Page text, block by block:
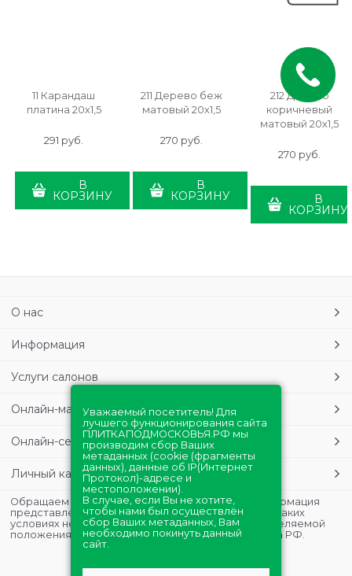
11 Карандаш
платина 20х1,5
291 руб.
В
КОРЗИНУ
211 Дерево беж
матовый 20х1,5
270 руб.
В
КОРЗИНУ
212 Дерево
коричневый
матовый 20х1,5
270 руб.
В
КОРЗИНУ
О нас
Информация
Услуги салонов
Онлайн-магазин
Онлайн-сервисы
Личный кабинет
Обращаем Ваше внимание на то, что данная информация
представлена в ознакомительных целях и ни при каких
условиях не является публичной офертой, определяемой
положениями Статьи 437 (2) Гражданского кодекса РФ.
Полная версия сайта
Уважаемый посетитель! Для
лучшего функционирования сайта
ПЛИТКАПОДМОСКОВЬЯ.РФ мы
производим сбор Ваших
метаданных (cookie (фрагменты
данных), данные об IP(Интернет
Протокол)-адресе и
местоположении).
В случае, если Вы не хотите,
чтобы нами был осуществлён
сбор Ваших метаданных, Вам
необходимо покинуть данный
сайт.